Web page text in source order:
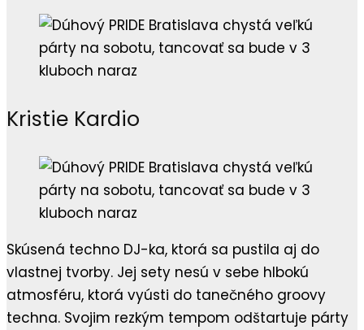
Kristie Kardio
Skúsená techno DJ-ka, ktorá sa pustila aj do
vlastnej tvorby. Jej sety nesú v sebe hlbokú
atmosféru, ktorá vyústi do tanečného groovy
techna. Svojim rezkým tempom odštartuje párty